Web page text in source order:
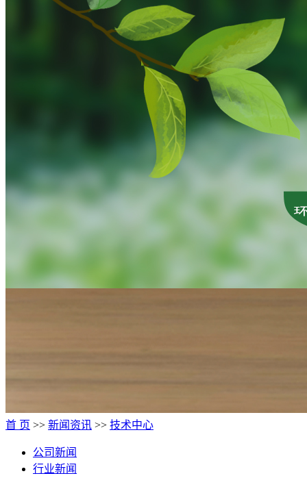
首 页 >> 新闻资讯 >> 技术中心
公司新闻
行业新闻